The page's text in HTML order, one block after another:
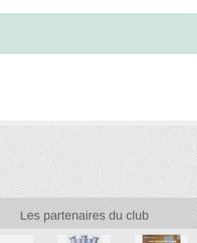
Les partenaires du club